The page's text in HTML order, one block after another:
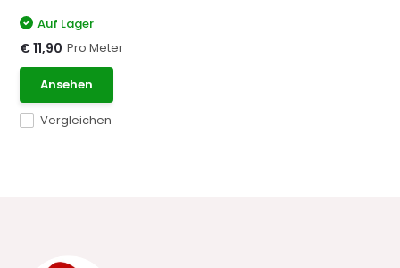
Vergleichen
Auf Lager
€ 11,90 Pro Meter
Ansehen